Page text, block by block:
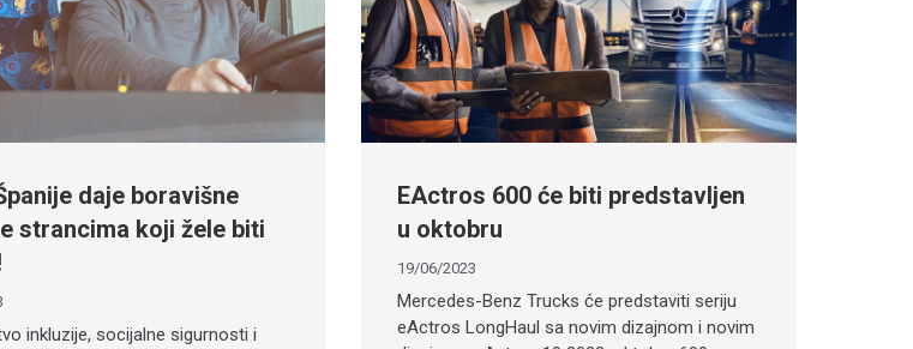
daje boravišne
strancima koji žele biti
inkluzije, socijalne sigurnosti i
EActros 600 će biti predstavljen
u oktobru
19/06/2023
Mercedes-Benz Trucks će predstaviti seriju
eActros LongHaul sa novim dizajnom i novim